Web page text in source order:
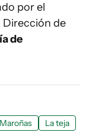
por el
Dirección de
de
La teja